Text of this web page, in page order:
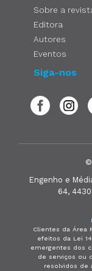
Sobre a
Editora
Autores
Eventos
Siga-nos
Engenho e
64,
Clientes da Área
efeitos da Lei
emergentes dos
de serviços ou
resolvidos de